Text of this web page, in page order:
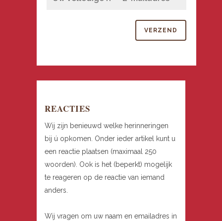
REACTIES
Wij zijn benieuwd welke herinneringen
bij ú opkomen. Onder ieder artikel kunt u
een reactie plaatsen (maximaal 250
woorden). Ook is het (beperkt) mogelijk
te reageren op de reactie van iemand
anders.
Wij vragen om uw naam en emailadres in